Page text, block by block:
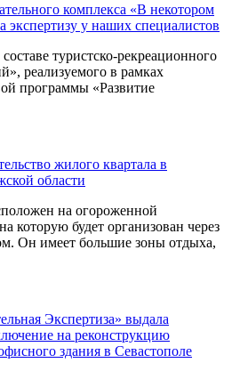
комплекса «В некотором
экспертизу у наших специалистов
туристско-рекреационного
реализуемого в рамках
программы «Развитие
жилого квартала в
области
на огороженной
которую будет организован через
Он имеет большие зоны отдыха,
Экспертиза» выдала
на реконструкцию
здания в Севастополе